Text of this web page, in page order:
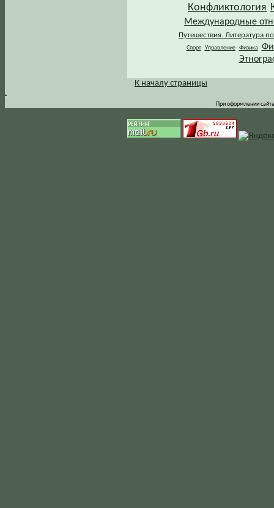
Конфликтология
Международные
Путешествия. Литература
Спорт Управление Физика
.
К началу страницы
При оформлении